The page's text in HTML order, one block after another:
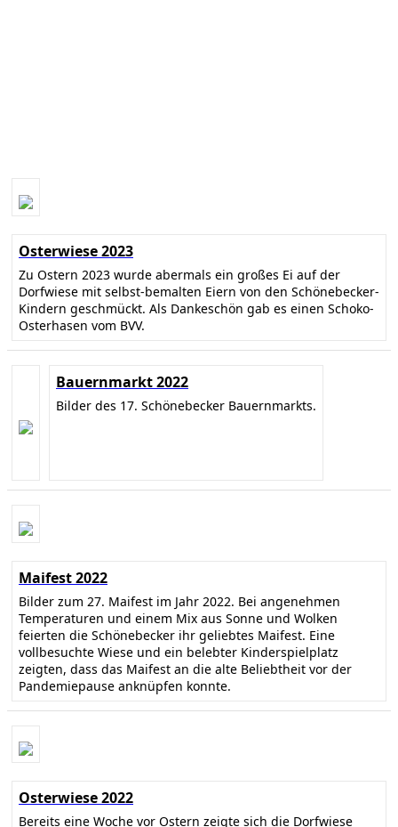
Osterwiese 2023
Zu Ostern 2023 wurde abermals ein großes Ei auf der
Dorfwiese mit selbst-bemalten Eiern von den Schönebecker-
Kindern geschmückt. Als Dankeschön gab es einen Schoko-
Osterhasen vom BVV.
Bauernmarkt 2022
Bilder des 17. Schönebecker Bauernmarkts.
Maifest 2022
Bilder zum 27. Maifest im Jahr 2022. Bei angenehmen
Temperaturen und einem Mix aus Sonne und Wolken
feierten die Schönebecker ihr geliebtes Maifest. Eine
vollbesuchte Wiese und ein belebter Kinderspielplatz
zeigten, dass das Maifest an die alte Beliebtheit vor der
Pandemiepause anknüpfen konnte.
Osterwiese 2022
Bereits eine Woche vor Ostern zeigte sich die Dorfwiese